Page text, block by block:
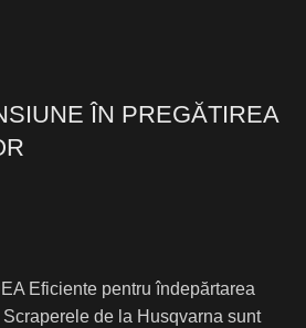
ÎN PREGĂTIREA
Eficiente pentru îndepărtarea
de la Husqvarna sunt